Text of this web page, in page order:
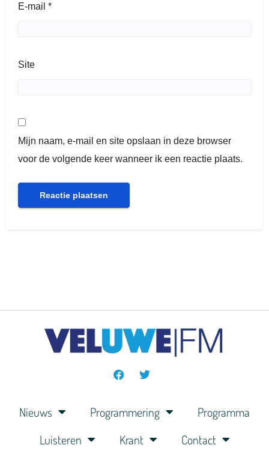
E-mail *
Site
Mijn naam, e-mail en site opslaan in deze browser
voor de volgende keer wanneer ik een reactie plaats.
Nieuws Programmering
Programma
Luisteren
Krant Contact